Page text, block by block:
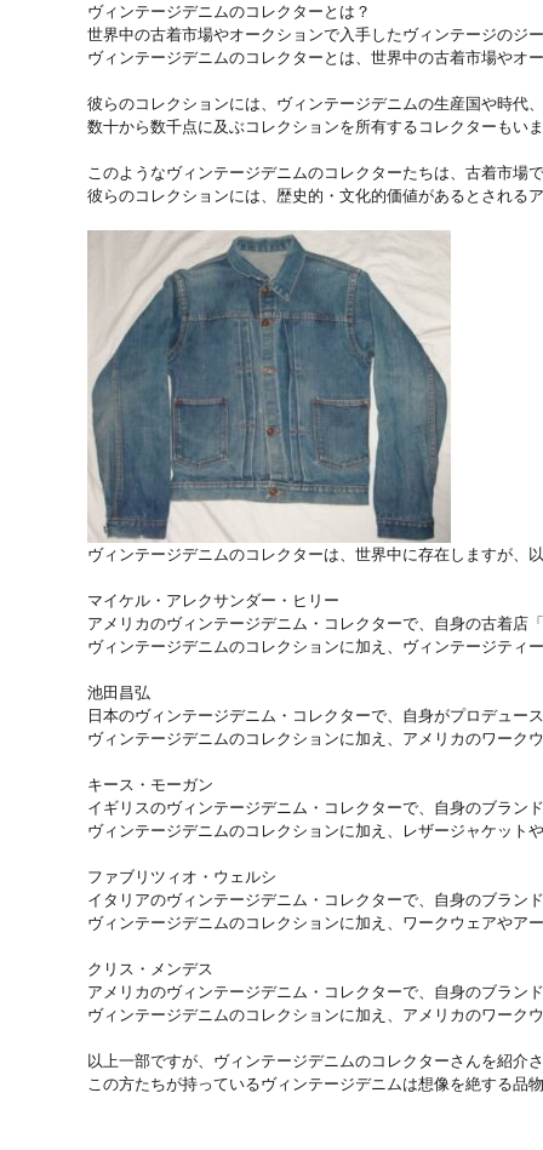
ヴィンテージデニムのコレクターとは？
世界中の古着市場やオークションで入手したヴィンテージのジ
ヴィンテージデニムのコレクターとは、世界中の古着市場やオ
彼らのコレクションには、ヴィンテージデニムの生産国や時代
数十から数千点に及ぶコレクションを所有するコレクターもい
このようなヴィンテージデニムのコレクターたちは、古着市場
彼らのコレクションには、歴史的・文化的価値があるとされる
ヴィンテージデニムのコレクターは、世界中に存在しますが、
マイケル・アレクサンダー・ヒリー
アメリカのヴィンテージデニム・コレクターで、自身の古着店
ヴィンテージデニムのコレクションに加え、ヴィンテージティ
池田昌弘
日本のヴィンテージデニム・コレクターで、自身がプロデュ
ヴィンテージデニムのコレクションに加え、アメリカのワーク
キース・モーガン
イギリスのヴィンテージデニム・コレクターで、自身のブラン
ヴィンテージデニムのコレクションに加え、レザージャケット
ファブリツィオ・ウェルシ
イタリアのヴィンテージデニム・コレクターで、自身のブラン
ヴィンテージデニムのコレクションに加え、ワークウェアやア
クリス・メンデス
アメリカのヴィンテージデニム・コレクターで、自身のブラン
ヴィンテージデニムのコレクションに加え、アメリカのワーク
以上一部ですが、ヴィンテージデニムのコレクターさんを紹介
この方たちが持っているヴィンテージデニムは想像を絶する